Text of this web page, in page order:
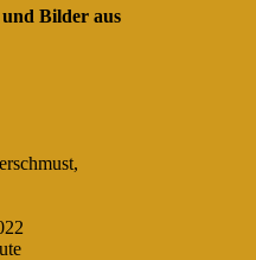
Bilder aus